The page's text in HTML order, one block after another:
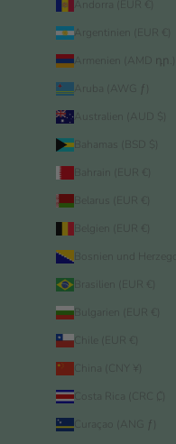
Andorra (EUR €)
Argentinien (EUR €)
Armenien (AMD դր.)
Aruba (AWG ƒ)
Australien (AUD $)
Bahamas (BSD $)
Bahrain (EUR €)
Belarus (EUR €)
Belgien (EUR €)
Bosnien und
Brasilien (EUR €)
Bulgarien (EUR €)
Chile (EUR €)
China (CNY ¥)
Costa Rica (CRC ₡)
Curaçao (ANG ƒ)